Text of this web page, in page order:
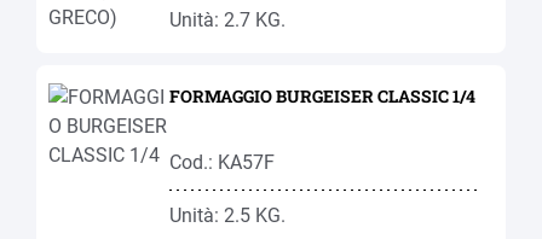
Unità: 2.7 KG.
FORMAGGIO BURGEISER CLASSIC 1/4
Cod.: KA57F
Unità: 2.5 KG.